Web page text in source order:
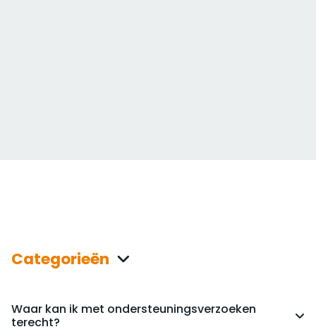
Categorieën
Waar kan ik met ondersteuningsverzoeken
terecht?